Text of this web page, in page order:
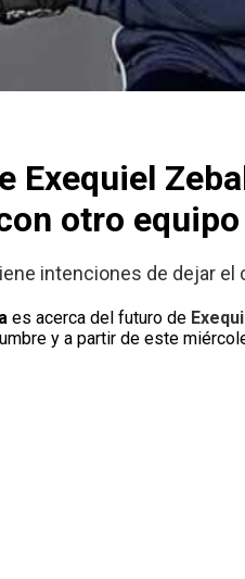
Exequiel
otro equipo
intenciones de dejar
es acerca del futuro de
y a partir de este